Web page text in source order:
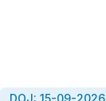
DOJ: 15-09-2026